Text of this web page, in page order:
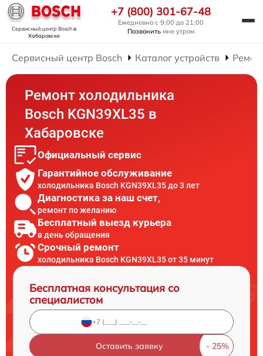
Сервисный центр Boschв
Хабаровске
+7 (800) 301-67-48
Ежедневно с 9:00 до 21:00
Позвонить мне утром
Сервисный центр Bosch Каталог устройств
Ремонт холодильника
Bosch KGN39XL35 в
Хабаровске
Официальный сервис
Гарантийное обслуживание
холодильника Bosch KGN39XL35 до 3 лет
Диагностика за наш счет,
ремонт по желанию
Бесплатный выезд курьера
в день обращения
Срочный ремонт
холодильника Bosch KGN39XL35 от 35 минут
Бесплатная консультация со
специалистом
Оставить заявку